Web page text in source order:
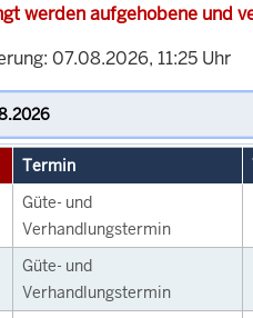
werden aufgehobene und
07.08.2026, 11:25 Uhr
Termin
Güte- und
Verhandlungstermin
Güte- und
Verhandlungstermin